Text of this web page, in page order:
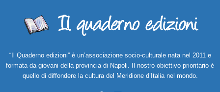
“Il Quaderno edizioni” è un’associazione socio-culturale nata nel 2011 e
formata da giovani della provincia di Napoli. Il nostro obiettivo prioritario è
quello di diffondere la cultura del Meridione d’Italia nel mondo.